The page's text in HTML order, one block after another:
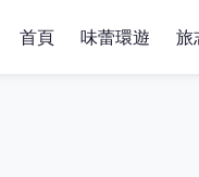
首頁 味蕾環遊 旅